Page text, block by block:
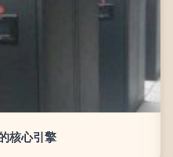
核心引擎